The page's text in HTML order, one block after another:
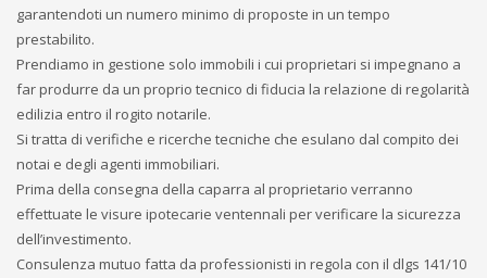
garantendoti un numero minimo di proposte in un tempo
prestabilito.
Prendiamo in gestione solo immobili i cui proprietari si impegnano a
far produrre da un proprio tecnico di fiducia la relazione di regolarità
edilizia entro il rogito notarile.
Si tratta di verifiche e ricerche tecniche che esulano dal compito dei
notai e degli agenti immobiliari.
Prima della consegna della caparra al proprietario verranno
effettuate le visure ipotecarie ventennali per verificare la sicurezza
dell’investimento.
Consulenza mutuo fatta da professionisti in regola con il dlgs 141/10